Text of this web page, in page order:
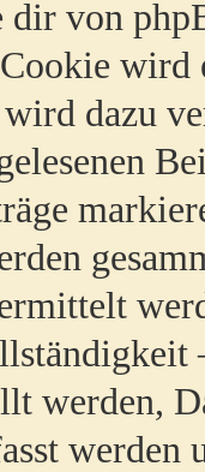
von
wird
wird dazu
werden,
werden